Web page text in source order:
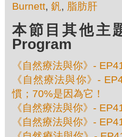
Burnett, 釩 , 脂肪肝
本節目其他主
Program
《自然療法與你》-
《自然療法與你》-
慣；70%是因為它！
《自然療法與你》-
《自然療法與你》-